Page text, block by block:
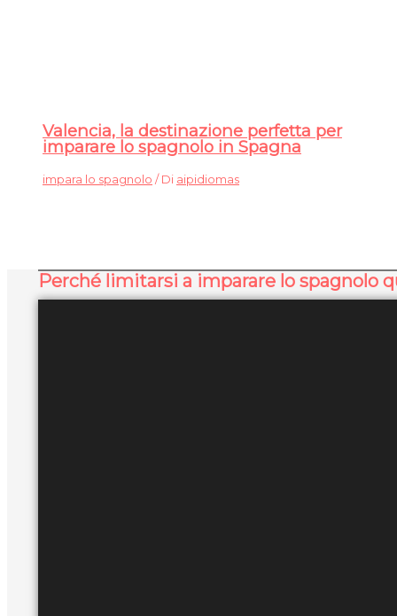
Valencia, la destinazione perfetta per
imparare lo spagnolo in Spagna
impara lo spagnolo / Di aipidiomas
Perché limitarsi a imparare lo spagnolo